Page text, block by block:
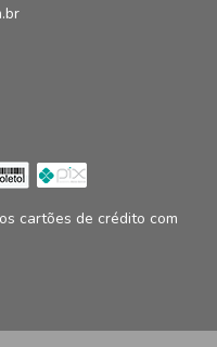
cartões de crédito com